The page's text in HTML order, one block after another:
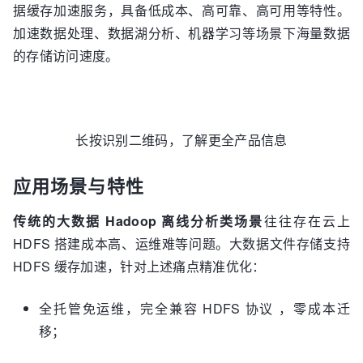
据缓存加速服务，具备低成本、高可靠、高可用等特性。
加速数据处理、数据湖分析、机器学习等场景下海量数据
的存储访问速度。
长按识别二维码，了解更全产品信息
应用场景与特性
传统的大数据 Hadoop 离线分析类场景往往存在云上
HDFS 搭建成本高、运维难等问题。大数据文件存储支持
HDFS 缓存加速，针对上述痛点精准优化：
全托管免运维，完全兼容 HDFS 协议 ，零成本迁
移；